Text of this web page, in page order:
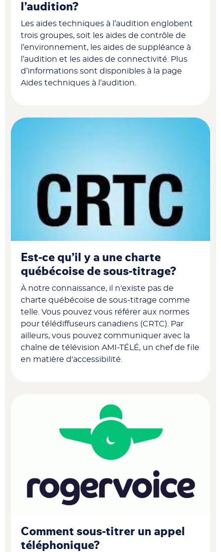
l’audition?
Les aides techniques à l’audition englobent
trois groupes, soit les aides de contrôle de
l’environnement, les aides de suppléance à
l’audition et les aides de connectivité. Plus
d’informations sont disponibles à la page
Aides techniques à l’audition.
Est-ce qu’il y a une charte
québécoise de sous-titrage?
À notre connaissance, il n'existe pas de
charte québécoise de sous-titrage comme
telle. Vous pouvez vous référer aux normes
pour télédiffuseurs canadiens (CRTC). Par
ailleurs, vous pouvez communiquer avec la
chaîne de télévision AMI-TÉLÉ, un chef de file
en matière d'accessibilité.
Comment sous-titrer un appel
téléphonique?